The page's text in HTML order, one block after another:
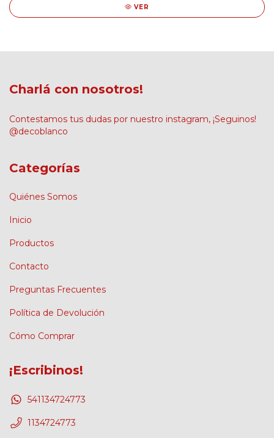
VER
Charlá con nosotros!
Contestamos tus dudas por nuestro instagram, ¡Seguinos!
@decoblanco
Categorías
Quiénes Somos
Inicio
Productos
Contacto
Preguntas Frecuentes
Política de Devolución
Cómo Comprar
¡Escribinos!
541134724773
1134724773